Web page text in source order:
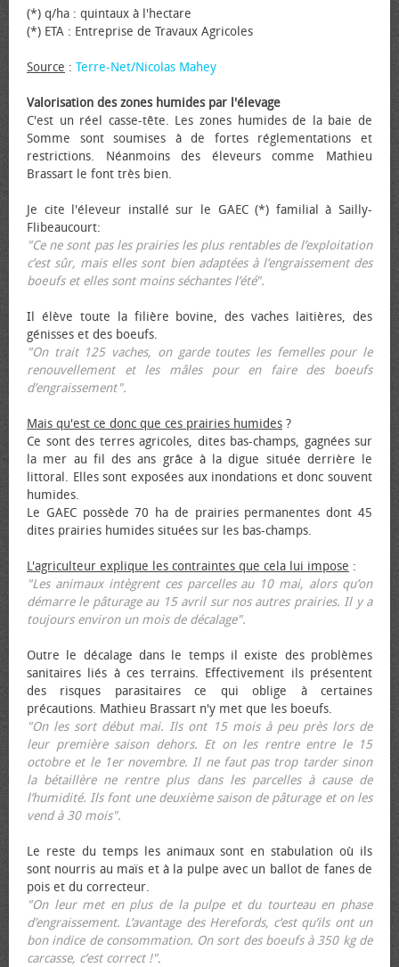
(*) q/ha : quintaux à l'hectare
(*) ETA : Entreprise de Travaux Agricoles
Source : Terre-Net/Nicolas Mahey
Valorisation des zones humides par l'élevage
C'est un réel casse-tête. Les zones humides de la baie de
Somme sont soumises à de fortes réglementations et
restrictions. Néanmoins des éleveurs comme Mathieu
Brassart le font très bien.
Je cite l'éleveur installé sur le GAEC (*) familial à Sailly-
Flibeaucourt:
"Ce ne sont pas les prairies les plus rentables de l’exploitation
c’est sûr, mais elles sont bien adaptées à l’engraissement des
bœufs et elles sont moins séchantes l’été".
Il élève toute la filière bovine, des vaches laitières, des
génisses et des bœufs.
"On trait 125 vaches, on garde toutes les femelles pour le
renouvellement et les mâles pour en faire des bœufs
d’engraissement".
Mais qu'est ce donc que ces prairies humides ?
Ce sont des terres agricoles, dites bas-champs, gagnées sur
la mer au fil des ans grâce à la digue située derrière le
littoral. Elles sont exposées aux inondations et donc souvent
humides.
Le GAEC possède 70 ha de prairies permanentes dont 45
dites prairies humides situées sur les bas-champs.
L'agriculteur explique les contraintes que cela lui impose :
"Les animaux intègrent ces parcelles au 10 mai, alors qu’on
démarre le pâturage au 15 avril sur nos autres prairies. Il y a
toujours environ un mois de décalage".
Outre le décalage dans le temps il existe des problèmes
sanitaires liés à ces terrains. Effectivement ils présentent
des risques parasitaires ce qui oblige à certaines
précautions. Mathieu Brassart n'y met que les bœufs.
"On les sort début mai. Ils ont 15 mois à peu près lors de
leur première saison dehors. Et on les rentre entre le 15
octobre et le 1er novembre. Il ne faut pas trop tarder sinon
la bétaillère ne rentre plus dans les parcelles à cause de
l’humidité. Ils font une deuxième saison de pâturage et on les
vend à 30 mois".
Le reste du temps les animaux sont en stabulation où ils
sont nourris au maïs et à la pulpe avec un ballot de fanes de
pois et du correcteur.
"On leur met en plus de la pulpe et du tourteau en phase
d’engraissement. L’avantage des Herefords, c’est qu’ils ont un
bon indice de consommation. On sort des bœufs à 350 kg de
carcasse, c’est correct !".